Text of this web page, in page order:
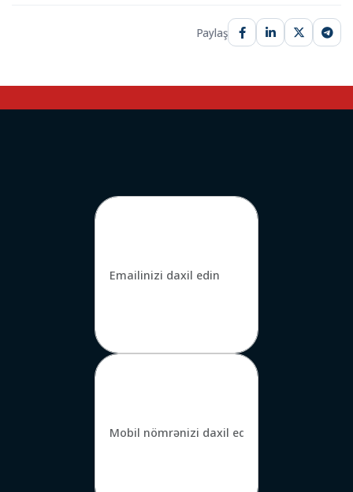
Paylaş